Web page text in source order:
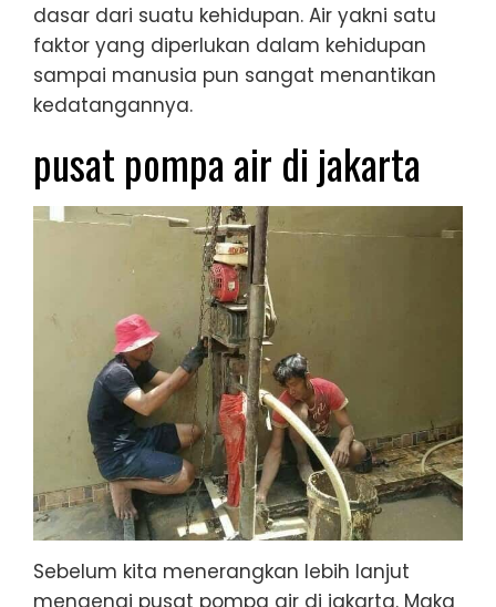
dasar dari suatu kehidupan. Air yakni satu
faktor yang diperlukan dalam kehidupan
sampai manusia pun sangat menantikan
kedatangannya.
pusat pompa air di jakarta
Sebelum kita menerangkan lebih lanjut
mengenai pusat pompa air di jakarta. Maka